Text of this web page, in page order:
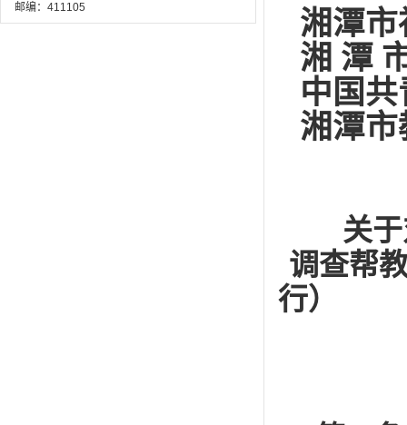
邮编：411105
湘潭
湘 潭
中国
湘潭
关
调查帮
行）